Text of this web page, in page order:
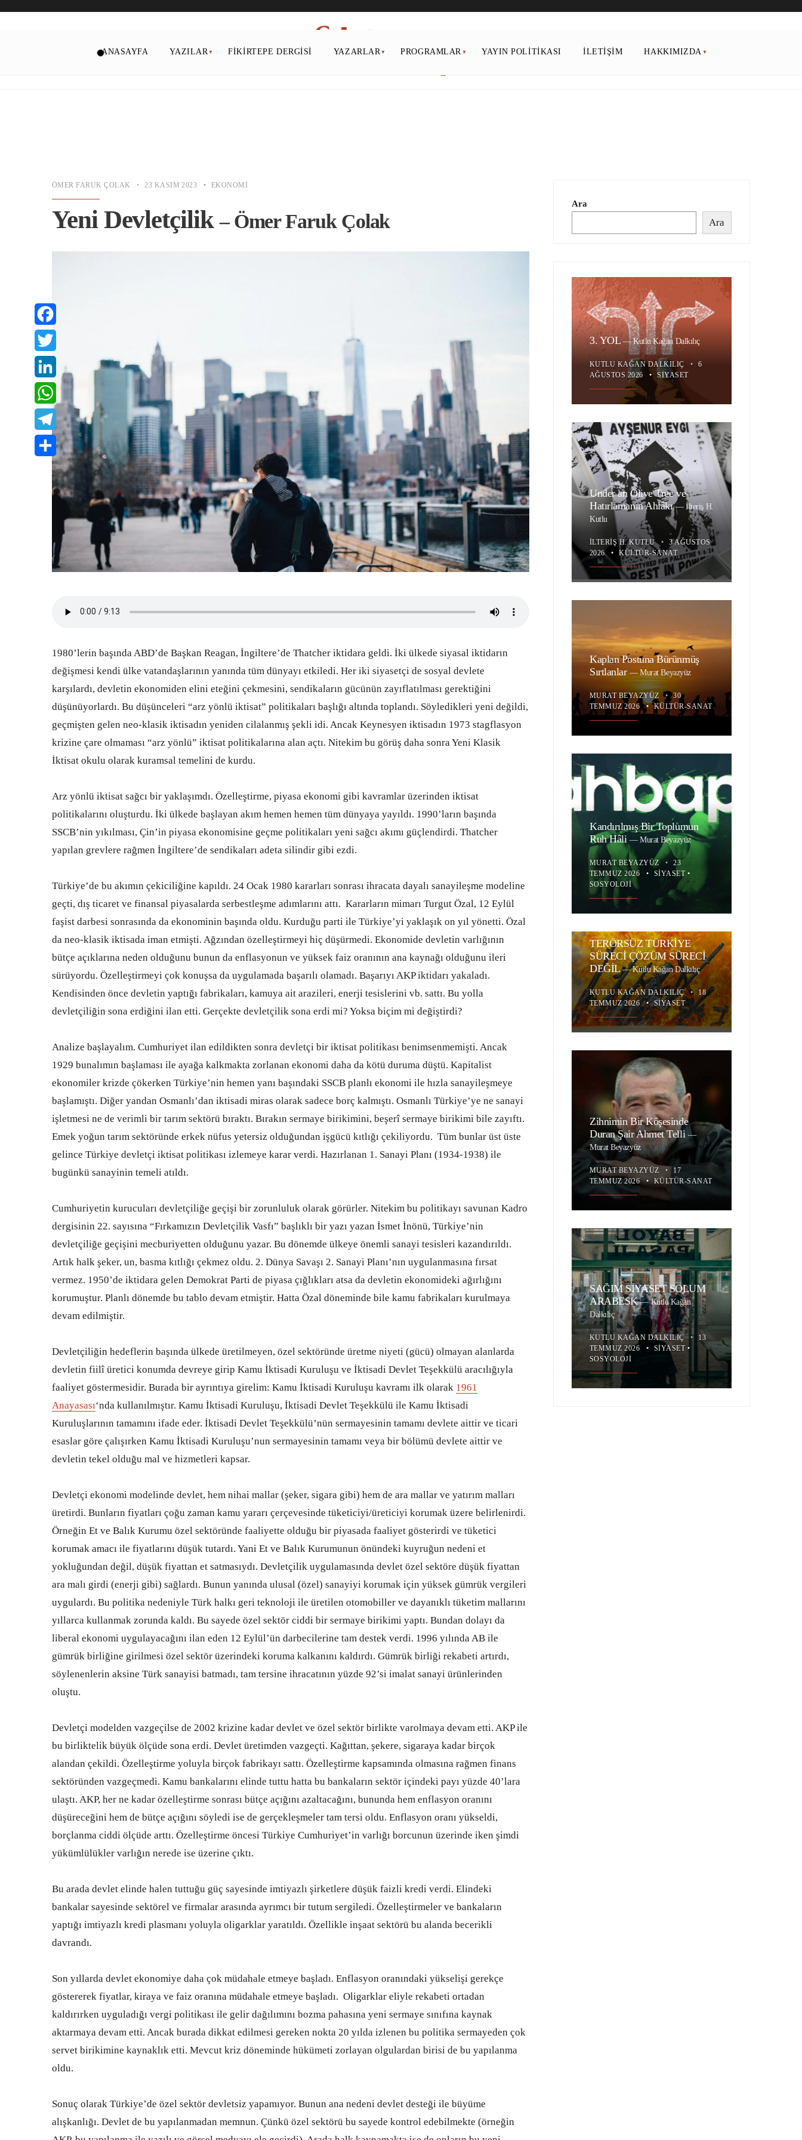
ANASAYFA YAZILAR FIKIRTEPE DERGISI YAZARLAR PROGRAMLAR YAYIN POLITIKASI İLETIŞIM HAKKIMIZDA
ÖMER FARUK ÇOLAK • 23 KASIM 2023 • EKONOMI
Yeni Devletçilik– Ömer Faruk Çolak
1980’lerin başında ABD’de Başkan Reagan, İngiltere’de Thatcher iktidara geldi. İki ülkede siyasal iktidarın
değişmesi kendi ülke vatandaşlarının yanında tüm dünyayı etkiledi. Her iki siyasetçi de sosyal devlete
karşılardı, devletin ekonomiden elini eteğini çekmesini, sendikaların gücünün zayıflatılması gerektiğini
düşünüyorlardı. Bu düşünceleri “arz yönlü iktisat” politikaları başlığı altında toplandı. Söyledikleri yeni değildi,
geçmişten gelen neo-klasik iktisadın yeniden cilalanmış şekli idi. Ancak Keynesyen iktisadın 1973 stagflasyon
krizine çare olmaması “arz yönlü” iktisat politikalarına alan açtı. Nitekim bu görüş daha sonra Yeni Klasik
İktisat okulu olarak kuramsal temelini de kurdu.
Arz yönlü iktisat sağcı bir yaklaşımdı. Özelleştirme, piyasa ekonomi gibi kavramlar üzerinden iktisat
politikalarını oluşturdu. İki ülkede başlayan akım hemen hemen tüm dünyaya yayıldı. 1990’ların başında
SSCB’nin yıkılması, Çin’in piyasa ekonomisine geçme politikaları yeni sağcı akımı güçlendirdi. Thatcher
yapılan grevlere rağmen İngiltere’de sendikaları adeta silindir gibi ezdi.
Türkiye’de bu akımın çekiciliğine kapıldı. 24 Ocak 1980 kararları sonrası ihracata dayalı sanayileşme modeline
geçti, dış ticaret ve finansal piyasalarda serbestleşme adımlarını attı. Kararların mimarı Turgut Özal, 12 Eylül
faşist darbesi sonrasında da ekonominin başında oldu. Kurduğu parti ile Türkiye’yi yaklaşık on yıl yönetti. Özal
da neo-klasik iktisada iman etmişti. Ağzından özelleştirmeyi hiç düşürmedi. Ekonomide devletin varlığının
bütçe açıklarına neden olduğunu bunun da enflasyonun ve yüksek faiz oranının ana kaynağı olduğunu ileri
sürüyordu. Özelleştirmeyi çok konuşsa da uygulamada başarılı olamadı. Başarıyı AKP iktidarı yakaladı.
Kendisinden önce devletin yaptığı fabrikaları, kamuya ait arazileri, enerji tesislerini vb. sattı. Bu yolla
devletçiliğin sona erdiğini ilan etti. Gerçekte devletçilik sona erdi mi? Yoksa biçim mi değiştirdi?
Analize başlayalım. Cumhuriyet ilan edildikten sonra devletçi bir iktisat politikası benimsenmemişti. Ancak
1929 bunalımın başlaması ile ayağa kalkmakta zorlanan ekonomi daha da kötü duruma düştü. Kapitalist
ekonomiler krizde çökerken Türkiye’nin hemen yanı başındaki SSCB planlı ekonomi ile hızla sanayileşmeye
başlamıştı. Diğer yandan Osmanlı’dan iktisadi miras olarak sadece borç kalmıştı. Osmanlı Türkiye’ye ne sanayi
işletmesi ne de verimli bir tarım sektörü bıraktı. Bırakın sermaye birikimini, beşerî sermaye birikimi bile zayıftı.
Emek yoğun tarım sektöründe erkek nüfus yetersiz olduğundan işgücü kıtlığı çekiliyordu. Tüm bunlar üst üste
gelince Türkiye devletçi iktisat politikası izlemeye karar verdi. Hazırlanan 1. Sanayi Planı (1934-1938) ile
bugünkü sanayinin temeli atıldı.
Cumhuriyetin kurucuları devletçiliğe geçişi bir zorunluluk olarak görürler. Nitekim bu politikayı savunan Kadro
dergisinin 22. sayısına “Fırkamızın Devletçilik Vasfı” başlıklı bir yazı yazan İsmet İnönü, Türkiye’nin
devletçiliğe geçişini mecburiyetten olduğunu yazar. Bu dönemde ülkeye önemli sanayi tesisleri kazandırıldı.
Artık halk şeker, un, basma kıtlığı çekmez oldu. 2. Dünya Savaşı 2. Sanayi Planı’nın uygulanmasına fırsat
vermez. 1950’de iktidara gelen Demokrat Parti de piyasa çığlıkları atsa da devletin ekonomideki ağırlığını
korumuştur. Planlı dönemde bu tablo devam etmiştir. Hatta Özal döneminde bile kamu fabrikaları kurulmaya
devam edilmiştir.
Devletçiliğin hedeflerin başında ülkede üretilmeyen, özel sektöründe üretme niyeti (gücü) olmayan alanlarda
devletin fiilî üretici konumda devreye girip Kamu İktisadi Kuruluşu ve İktisadi Devlet Teşekkülü aracılığıyla
faaliyet göstermesidir. Burada bir ayrıntıya girelim: Kamu İktisadi Kuruluşu kavramı ilk olarak 1961
Anayasası‘nda kullanılmıştır. Kamu İktisadi Kuruluşu, İktisadi Devlet Teşekkülü ile Kamu İktisadi
Kuruluşlarının tamamını ifade eder. İktisadi Devlet Teşekkülü’nün sermayesinin tamamı devlete aittir ve ticari
esaslar göre çalışırken Kamu İktisadi Kuruluşu’nun sermayesinin tamamı veya bir bölümü devlete aittir ve
devletin tekel olduğu mal ve hizmetleri kapsar.
Devletçi ekonomi modelinde devlet, hem nihai mallar (şeker, sigara gibi) hem de ara mallar ve yatırım malları
üretirdi. Bunların fiyatları çoğu zaman kamu yararı çerçevesinde tüketiciyi/üreticiyi korumak üzere belirlenirdi.
Örneğin Et ve Balık Kurumu özel sektöründe faaliyette olduğu bir piyasada faaliyet gösterirdi ve tüketici
korumak amacı ile fiyatlarını düşük tutardı. Yani Et ve Balık Kurumunun önündeki kuyruğun nedeni et
yokluğundan değil, düşük fiyattan et satmasıydı. Devletçilik uygulamasında devlet özel sektöre düşük fiyattan
ara malı girdi (enerji gibi) sağlardı. Bunun yanında ulusal (özel) sanayiyi korumak için yüksek gümrük vergileri
uygulardı. Bu politika nedeniyle Türk halkı geri teknoloji ile üretilen otomobiller ve dayanıklı tüketim mallarını
yıllarca kullanmak zorunda kaldı. Bu sayede özel sektör ciddi bir sermaye birikimi yaptı. Bundan dolayı da
liberal ekonomi uygulayacağını ilan eden 12 Eylül’ün darbecilerine tam destek verdi. 1996 yılında AB ile
gümrük birliğine girilmesi özel sektör üzerindeki koruma kalkanını kaldırdı. Gümrük birliği rekabeti artırdı,
söylenenlerin aksine Türk sanayisi batmadı, tam tersine ihracatının yüzde 92’si imalat sanayi ürünlerinden
oluştu.
Devletçi modelden vazgeçilse de 2002 krizine kadar devlet ve özel sektör birlikte varolmaya devam etti. AKP ile
bu birliktelik büyük ölçüde sona erdi. Devlet üretimden vazgeçti. Kağıttan, şekere, sigaraya kadar birçok
alandan çekildi. Özelleştirme yoluyla birçok fabrikayı sattı. Özelleştirme kapsamında olmasına rağmen finans
sektöründen vazgeçmedi. Kamu bankalarını elinde tuttu hatta bu bankaların sektör içindeki payı yüzde 40’lara
ulaştı. AKP, her ne kadar özelleştirme sonrası bütçe açığını azaltacağını, bununda hem enflasyon oranını
düşüreceğini hem de bütçe açığını söyledi ise de gerçekleşmeler tam tersi oldu. Enflasyon oranı yükseldi,
borçlanma ciddi ölçüde arttı. Özelleştirme öncesi Türkiye Cumhuriyet’in varlığı borcunun üzerinde iken şimdi
yükümlülükler varlığın nerede ise üzerine çıktı.
Bu arada devlet elinde halen tuttuğu güç sayesinde imtiyazlı şirketlere düşük faizli kredi verdi. Elindeki
bankalar sayesinde sektörel ve firmalar arasında ayrımcı bir tutum sergiledi. Özelleştirmeler ve bankaların
yaptığı imtiyazlı kredi plasmanı yoluyla oligarklar yaratıldı. Özellikle inşaat sektörü bu alanda becerikli
davrandı.
Son yıllarda devlet ekonomiye daha çok müdahale etmeye başladı. Enflasyon oranındaki yükselişi gerekçe
göstererek fiyatlar, kiraya ve faiz oranına müdahale etmeye başladı. Oligarklar eliyle rekabeti ortadan
kaldırırken uyguladığı vergi politikası ile gelir dağılımını bozma pahasına yeni sermaye sınıfına kaynak
aktarmaya devam etti. Ancak burada dikkat edilmesi gereken nokta 20 yılda izlenen bu politika sermayeden çok
servet birikimine kaynaklık etti. Mevcut kriz döneminde hükümeti zorlayan olgulardan birisi de bu yapılanma
oldu.
Sonuç olarak Türkiye’de özel sektör devletsiz yapamıyor. Bunun ana nedeni devlet desteği ile büyüme
alışkanlığı. Devlet de bu yapılanmadan memnun. Çünkü özel sektörü bu sayede kontrol edebilmekte (örneğin
Ara
Ara
3. YOL—Kutlu Kağan Dalkılıç
KUTLU KAĞAN DALKILIÇ •
6
AĞUSTOS 2026
• SIYASET
Under an Olive Tree ve
Hatırlamanın Ahlâkı—İlteriş H.
Kutlu
İLTERIŞ H. KUTLU •
3 AĞUSTOS
2026
• KÜLTÜR-SANAT
Kaplan Postuna Bürünmüş
Sırtlanlar—Murat Beyazyüz
MURAT BEYAZYÜZ •
30
TEMMUZ 2026 • KÜLTÜR-SANAT
Kandırılmış Bir Toplumun
Ruh Hâli —Murat Beyazyüz
MURAT BEYAZYÜZ •
23
TEMMUZ 2026
• SIYASET•
SOSYOLOJI
TERÖRSÜZ TÜRKİYE
SÜRECİ ÇÖZÜM SÜRECİ
DEĞİL—Kutlu Kağan Dalkılıç
KUTLU KAĞAN DALKILIÇ • 18
TEMMUZ 2026 • SIYASET
Zihnimin Bir Köşesinde
Duran Şair Ahmet Telli —
Murat Beyazyüz
MURAT BEYAZYÜZ •
17
TEMMUZ 2026 • KÜLTÜR-SANAT
SAĞIM SİYASET SOLUM
ARABESK—Kutlu Kağan
Dalkılıç
KUTLU KAĞAN DALKILIÇ •
13
TEMMUZ 2026
• SIYASET•
SOSYOLOJI
Facebook
Twitter
LinkedIn
WhatsApp
Telegram
Share